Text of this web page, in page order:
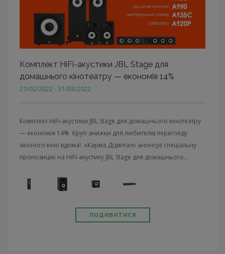
Комплект HiFi-акустики JBL Stage для
домашнього кінотеатру — економія 14%
21/02/2022 - 31/03/2022
Комплект HiFi-акустики JBL Stage для домашнього кінотеатру
— економія 14% Круті знижки для любителів перегляду
якісного кіно вдома! «Карма Діджітал» анонсує спеціальну
пропозицію на HiFi-акустику JBL Stage для домашнього...
ПОДИВИТИСЯ